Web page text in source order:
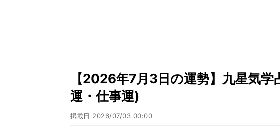
【2026年7月3日の運勢】九星気
運・仕事運)
掲載日 2026/07/03 00:00